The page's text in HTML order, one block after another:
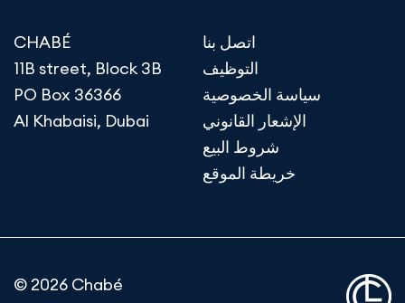
CHABÉ
11B street, Block 3B
PO Box 36366
Al Khabaisi, Dubai
اتصل بنا
التوظيف
سياسة الخصوصية
الإشعار القانوني
شروط البيع
خريطة الموقع
© 2026 Chabé